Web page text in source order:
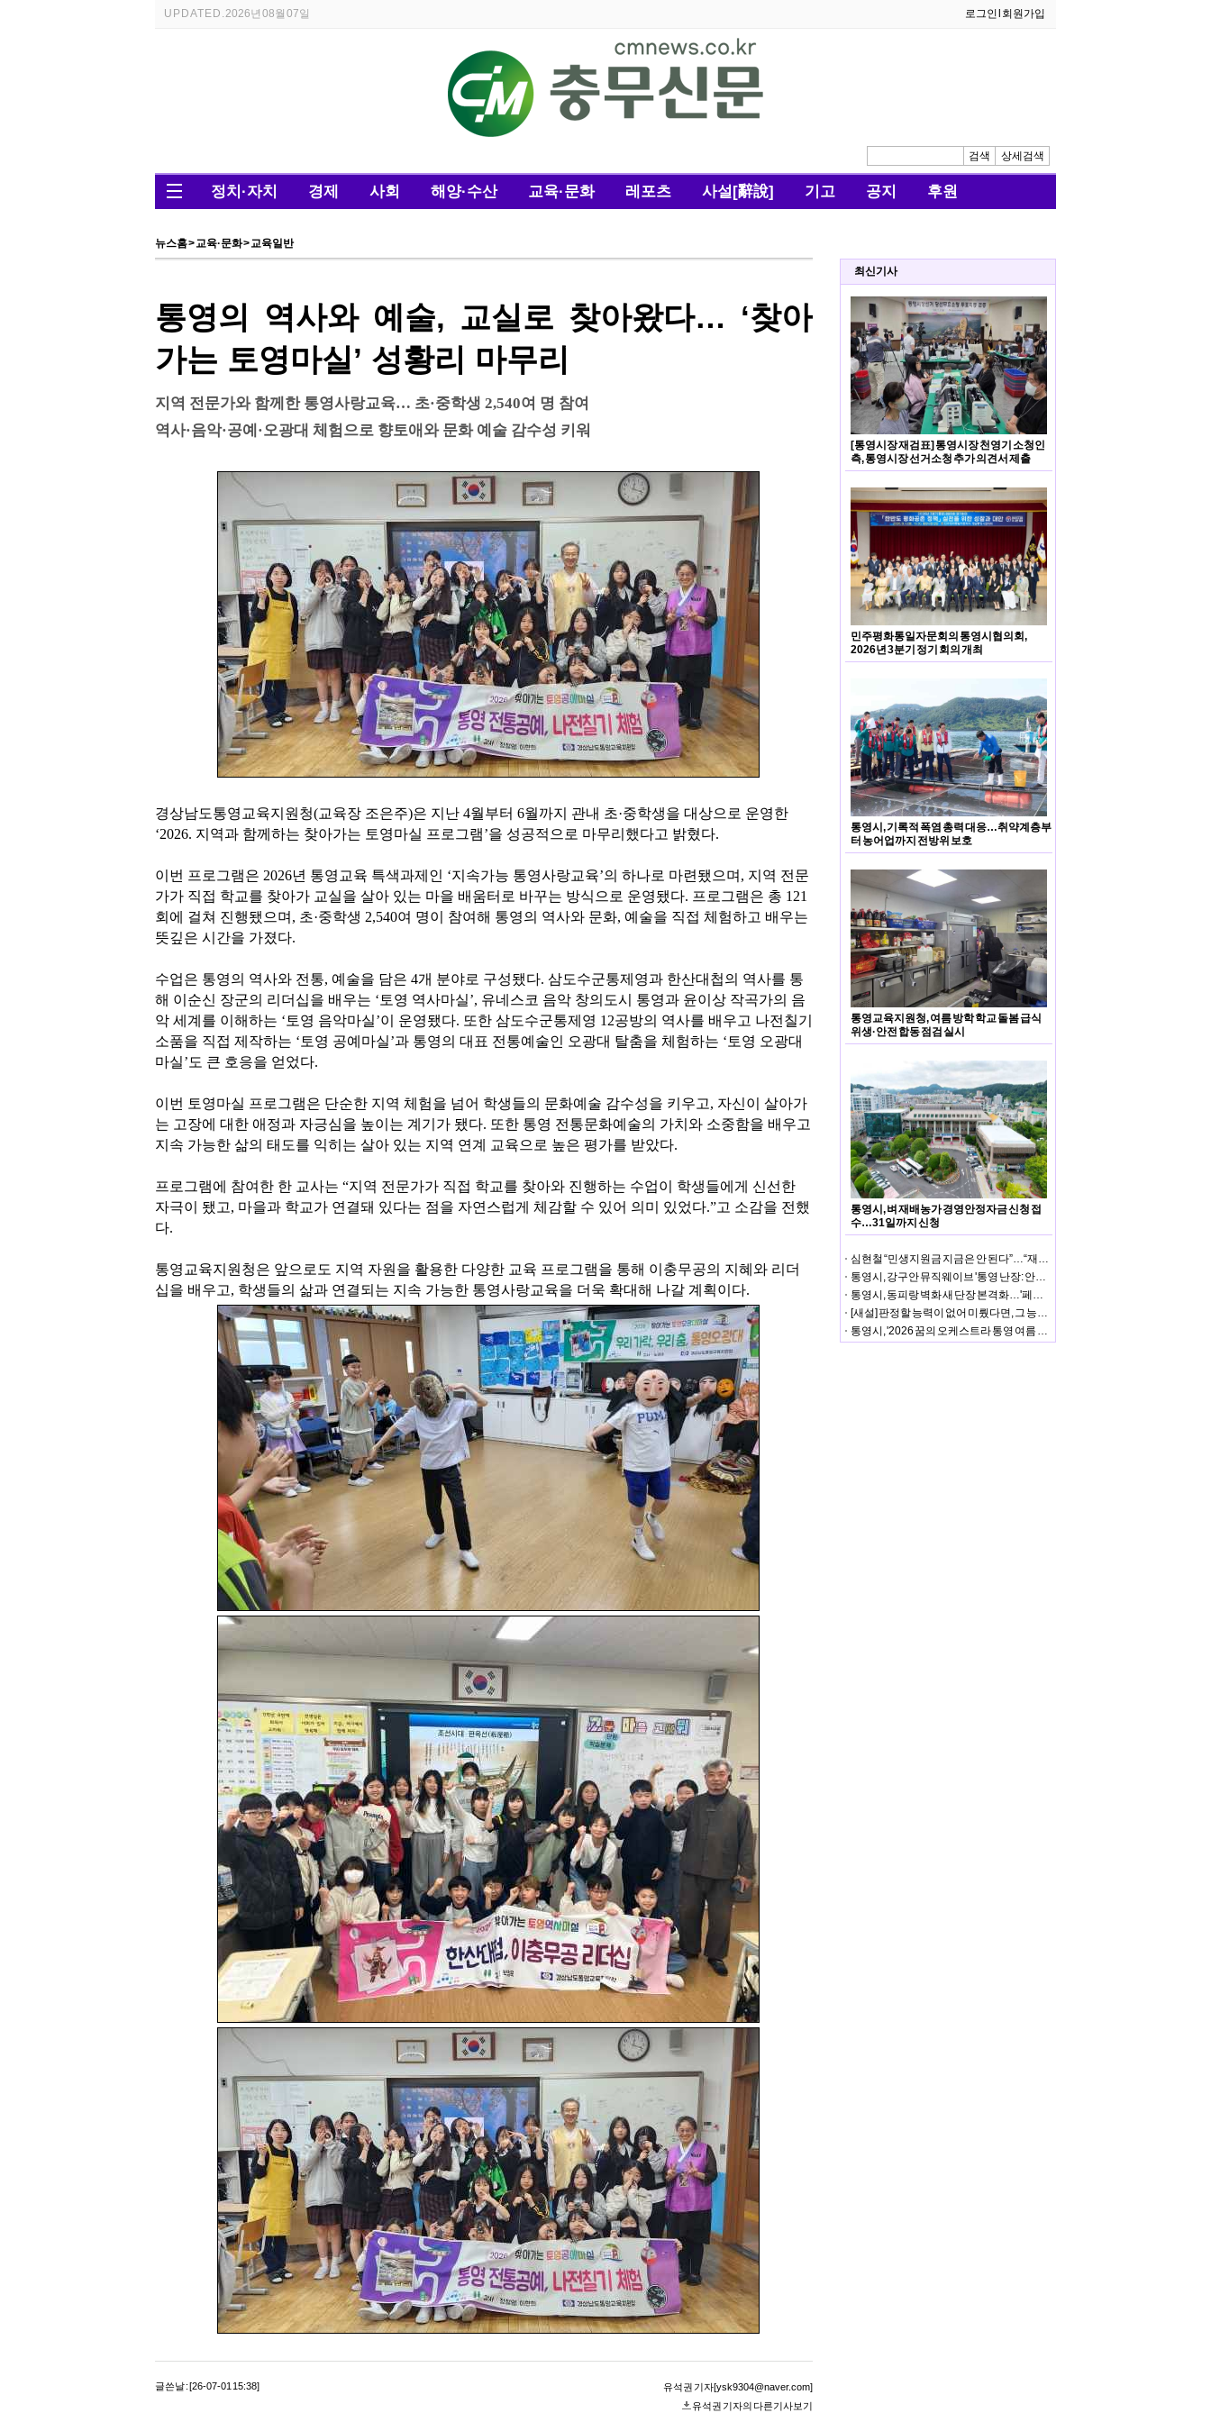
UPDATED.2026년 08월 07일 로그인 회원가입
검색 상세검색
정치·자치 경제 사회 해양·수산 교육·문화 레포츠 사설[辭說] 기고 공지 후원
뉴스홈>교육·문화>교육일반
통영의 역사와 예술, 교실로 찾아왔다… ‘찾아
가는 토영마실’ 성황리 마무리
지역 전문가와 함께한 통영사랑교육… 초·중학생 2,540여 명 참여
역사·음악·공예·오광대 체험으로 향토애와 문화 예술 감수성 키워
경상남도통영교육지원청(교육장 조은주)은 지난 4월부터 6월까지 관내 초·중학생을 대상으로 운영한
‘2026. 지역과 함께하는 찾아가는 토영마실 프로그램’을 성공적으로 마무리했다고 밝혔다.
이번 프로그램은 2026년 통영교육 특색과제인 ‘지속가능 통영사랑교육’의 하나로 마련됐으며, 지역 전문
가가 직접 학교를 찾아가 교실을 살아 있는 마을 배움터로 바꾸는 방식으로 운영됐다. 프로그램은 총 121
회에 걸쳐 진행됐으며, 초·중학생 2,540여 명이 참여해 통영의 역사와 문화, 예술을 직접 체험하고 배우는
뜻깊은 시간을 가졌다.
수업은 통영의 역사와 전통, 예술을 담은 4개 분야로 구성됐다. 삼도수군통제영과 한산대첩의 역사를 통
해 이순신 장군의 리더십을 배우는 ‘토영 역사마실’, 유네스코 음악 창의도시 통영과 윤이상 작곡가의 음
악 세계를 이해하는 ‘토영 음악마실’이 운영됐다. 또한 삼도수군통제영 12공방의 역사를 배우고 나전칠기
소품을 직접 제작하는 ‘토영 공예마실’과 통영의 대표 전통예술인 오광대 탈춤을 체험하는 ‘토영 오광대
마실’도 큰 호응을 얻었다.
이번 토영마실 프로그램은 단순한 지역 체험을 넘어 학생들의 문화예술 감수성을 키우고, 자신이 살아가
는 고장에 대한 애정과 자긍심을 높이는 계기가 됐다. 또한 통영 전통문화예술의 가치와 소중함을 배우고
지속 가능한 삶의 태도를 익히는 살아 있는 지역 연계 교육으로 높은 평가를 받았다.
프로그램에 참여한 한 교사는 “지역 전문가가 직접 학교를 찾아와 진행하는 수업이 학생들에게 신선한
자극이 됐고, 마을과 학교가 연결돼 있다는 점을 자연스럽게 체감할 수 있어 의미 있었다.”고 소감을 전했
다.
통영교육지원청은 앞으로도 지역 자원을 활용한 다양한 교육 프로그램을 통해 이충무공의 지혜와 리더
십을 배우고, 학생들의 삶과 연결되는 지속 가능한 통영사랑교육을 더욱 확대해 나갈 계획이다.
글쓴날 : [26-07-01 15:38]
유석권 기자[ysk9304@naver.com]
유석권 기자의 다른기사보기
최신기사
[통영시장 재검표] 통영시장 천영기 소청인
측, 통영시장 선거소청 추가 의견서 제출
민주평화통일자문회의 통영시협의회,
2026년 3분기 정기 회의 개최
통영시, 기록적 폭염 총력 대응…취약계층부
터 농어업까지 전방위 보호
통영교육지원청, 여름 방학 학교 돌봄 급식
위생·안전 합동 점검 실시
통영시, 벼 재배농가 경영안정자금 신청 접
수…31일까지 신청
심현철 “민생지원금 지금은 안 된다”…“재정안정화기금 사용 요건 안 맞아”
통영시, 강구안 뮤직웨이브 '통영 난장: 안예은×처랏' 성황
통영시, 동피랑 벽화 새 단장 본격화…'페인트 페스타' 첫 행사 성황
[새설] 판정할 능력이 없어 미뤘다면, 그 능력으로 셈은 어떻게 했나
통영시, '2026 꿈의 오케스트라 통영 여름 음악회' 성황리 개최